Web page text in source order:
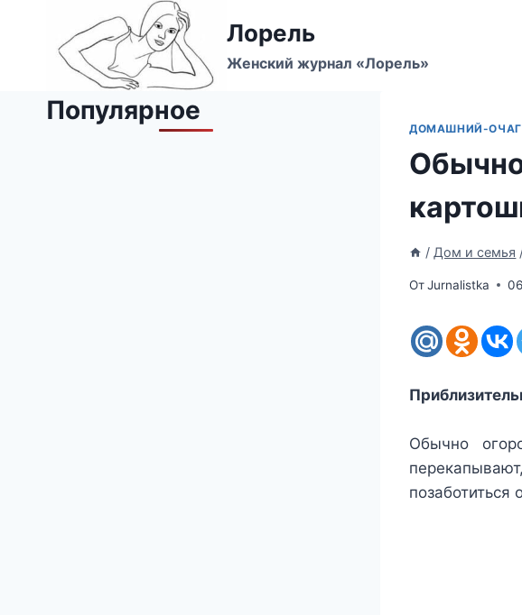
содержимому
Лорель
Женский журнал «Лорель»
ДОМАШНИЙ-ОЧАГ
Обычно
/ Дом и семья
ОтJurnalistka
Обычно
позаботиться
Популярное